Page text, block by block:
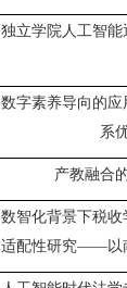
独立学院人工智能
数字素养导向的应
系
产教融合
数智化背景下税收
适配性研究——以